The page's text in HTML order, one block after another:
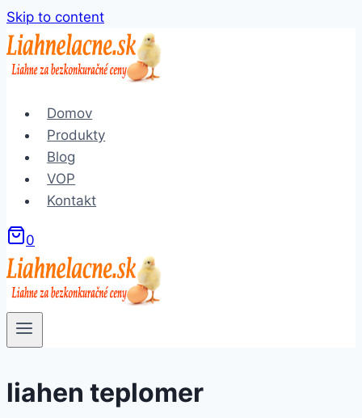
Skip to content
Domov
Produkty
Blog
VOP
Kontakt
0
liahen teplomer